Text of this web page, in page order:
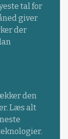
tal for
giver
der
den
Læs alt